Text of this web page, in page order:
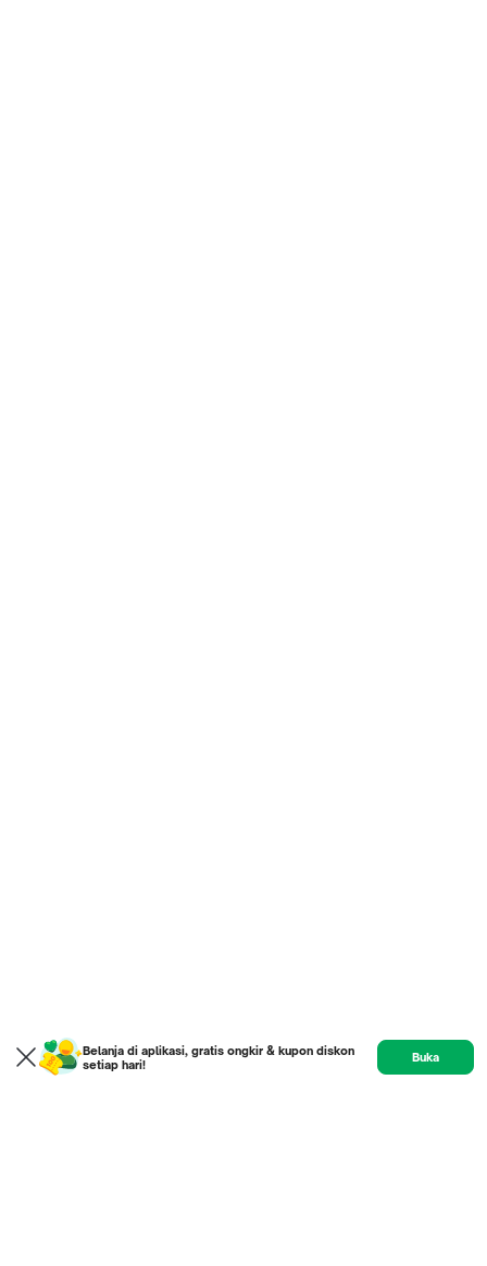
Belanja di aplikasi, gratis ongkir & kupon diskon
setiap hari!
Buka